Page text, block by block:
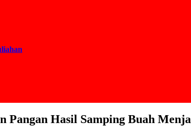
Pangan Hasil Samping Buah